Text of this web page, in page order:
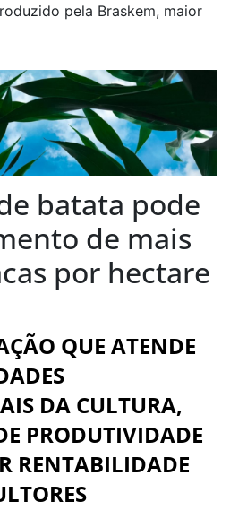
pela Braskem, maior
batata pode
de mais
por hectare
QUE ATENDE
DA CULTURA,
PRODUTIVIDADE
RENTABILIDADE